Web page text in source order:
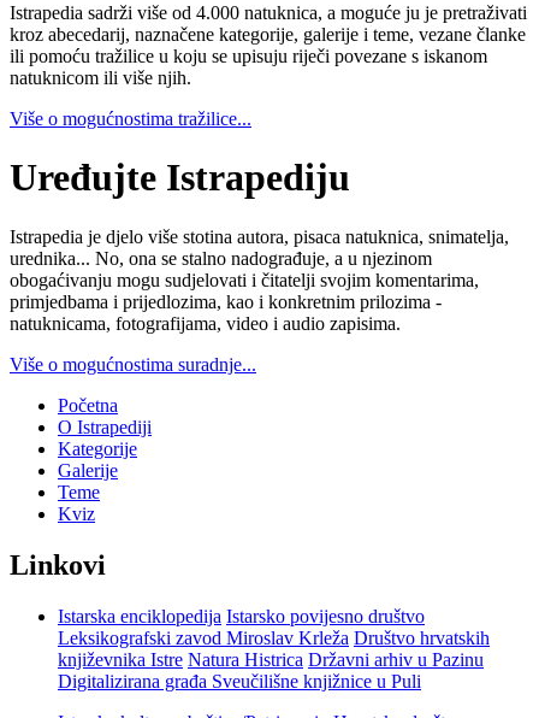
Istrapedia sadrži više od 4.000 natuknica, a moguće ju je pretraživati
kroz abecedarij, naznačene kategorije, galerije i teme, vezane članke
ili pomoću tražilice u koju se upisuju riječi povezane s iskanom
natuknicom ili više njih.
Više o mogućnostima tražilice...
Uređujte Istrapediju
Istrapedia je djelo više stotina autora, pisaca natuknica, snimatelja,
urednika... No, ona se stalno nadograđuje, a u njezinom
obogaćivanju mogu sudjelovati i čitatelji svojim komentarima,
primjedbama i prijedlozima, kao i konkretnim prilozima -
natuknicama, fotografijama, video i audio zapisima.
Više o mogućnostima suradnje...
Početna
O Istrapediji
Kategorije
Galerije
Teme
Kviz
Linkovi
Istarska enciklopedija Istarsko povijesno društvo
Leksikografski zavod Miroslav Krleža Društvo hrvatskih
književnika Istre Natura Histrica Državni arhiv u Pazinu
Digitalizirana građa Sveučilišne knjižnice u Puli